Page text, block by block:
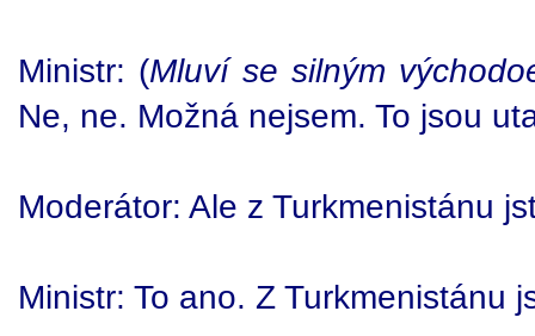
Ministr: (Mluví se silným
Ne, ne. Možná nejsem. To jsou
Moderátor: Ale z Turkmenistánu
Ministr: To ano. Z Turkmenistánu